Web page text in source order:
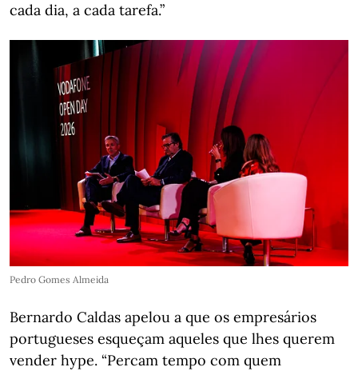
cada dia, a cada tarefa.”
Pedro Gomes Almeida
Bernardo Caldas apelou a que os empresários
portugueses esqueçam aqueles que lhes querem
vender hype. “Percam tempo com quem